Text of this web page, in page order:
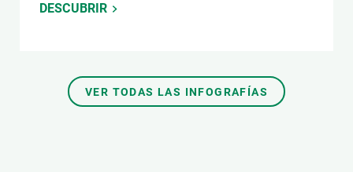
DESCUBRIR
VER TODAS LAS INFOGRAFÍAS